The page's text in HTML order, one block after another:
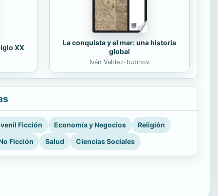
XX
La conquista y el mar: una historia
global
Iván Valdez-bubnov
Ficción Economía y Negocios
Religión
Ficción
Salud Ciencias Sociales